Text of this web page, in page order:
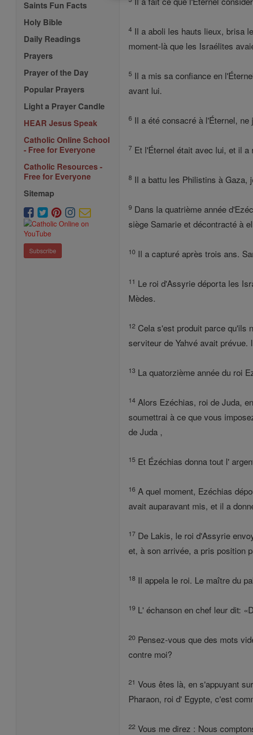
Saints Fun Facts
Holy Bible
Daily Readings
Prayers
Prayer of the Day
Popular Prayers
Light a Prayer Candle
HEAR Jesus Speak
Catholic Online School
- Free for Everyone
Catholic Resources -
Free for Everyone
Sitemap
Subscribe
4 Il a aboli les hauts lieux, brisa
moment-là que les Israélites
5 Il a mis sa confiance en
avant lui.
6 Il a été consacré à l'Éternel,
7 Et l'Éternel était avec lui, et il
8 Il a battu les Philistins à Gaza,
9 Dans la quatrième année
siège Samarie et décontracté à
10 Il a capturé après trois ans.
11 Le roi d'Assyrie déporta les
Mèdes.
12 Cela s'est produit parce qu'ils
serviteur de Yahvé avait
13 La quatorzième année du roi
14 Alors Ezéchias, roi de Juda,
soumettrai à ce que vous
de Juda ,
15 Et Ézéchias donna tout l'
16 A quel moment, Ezéchias
avait auparavant mis, et il a
17 De Lakis, le roi d'Assyrie
et, à son arrivée, a pris position
18 Il appela le roi. Le maître du
19 L' échanson en chef leur dit:
20 Pensez-vous que des mots
contre moi?
21 Vous êtes là, en s'appuyant
Pharaon, roi d' Egypte, c'est
22 Vous me direz : Nous